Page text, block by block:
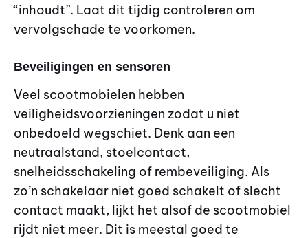
“inhoudt”. Laat dit tijdig controleren om
vervolgschade te voorkomen.
Beveiligingen en sensoren
Veel scootmobielen hebben
veiligheidsvoorzieningen zodat u niet
onbedoeld wegschiet. Denk aan een
neutraalstand, stoelcontact,
snelheidsschakeling of rembeveiliging. Als
zo’n schakelaar niet goed schakelt of slecht
contact maakt, lijkt het alsof de scootmobiel
rijdt niet meer. Dit is meestal goed te